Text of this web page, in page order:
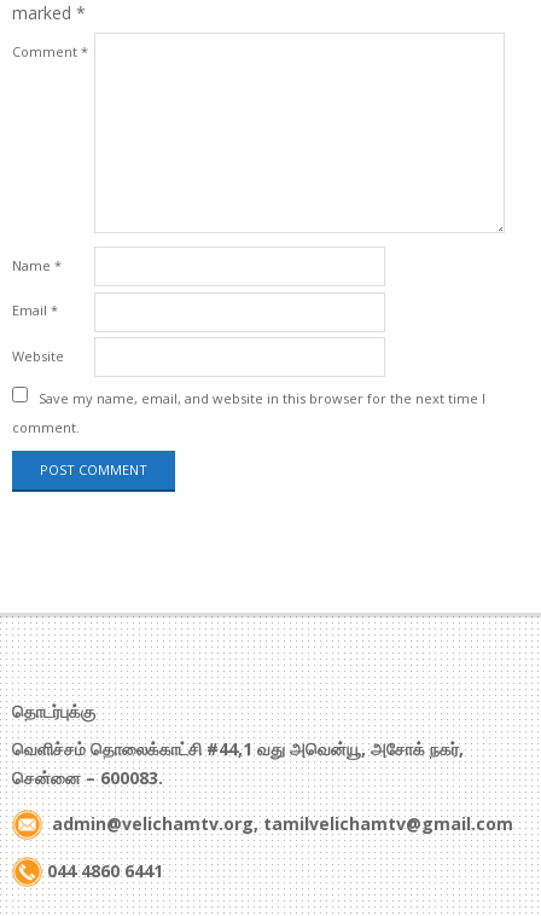
marked *
Comment *
Name *
Email *
Website
Save my name, email, and website in this browser for the next time I
comment.
தொடர்புக்கு
வெளிச்சம் தொலைக்காட்சி #44,1 வது அவென்யூ, அசோக் நகர்,
சென்னை – 600083.
admin@velichamtv.org, tamilvelichamtv@gmail.com
044 4860 6441